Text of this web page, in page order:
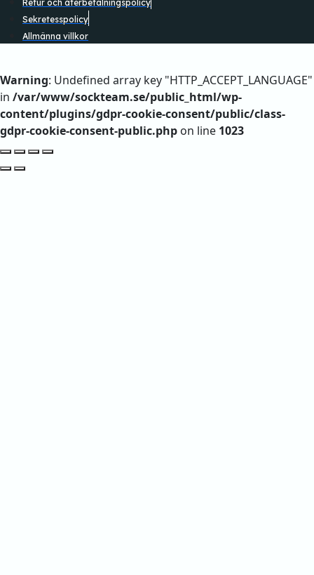
Retur och återbetalningspolicy
Sekretesspolicy
Allmänna villkor
Warning: Undefined array key "HTTP_ACCEPT_LANGUAGE"
in /var/www/sockteam.se/public_html/wp-
content/plugins/gdpr-cookie-consent/public/class-
gdpr-cookie-consent-public.php on line 1023